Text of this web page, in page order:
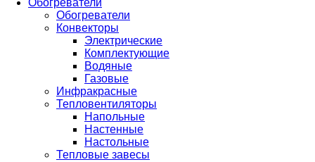
Обогреватели
Обогреватели
Конвекторы
Электрические
Комплектующие
Водяные
Газовые
Инфракрасные
Тепловентиляторы
Напольные
Настенные
Настольные
Тепловые завесы